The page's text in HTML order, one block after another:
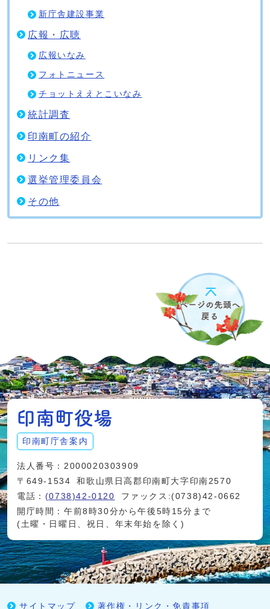
新庁舎建設事業
広報・広聴
広報いなみ
フォトニュース
チョットええとこいなみ
統計調査
印南町の紹介
リンク集
選挙管理委員会
その他
印南町庁舎案内
法人番号：2000020303909
〒649-1534
和歌山県日高郡印南町大字印南2570
電話： (0738)42-0120
ファックス:(0738)42-0662
開庁時間：午前8時30分から午後5時15分まで
(土曜・日曜日、祝日、年末年始を除く)
サイトマップ 著作権・リンク・免責事項